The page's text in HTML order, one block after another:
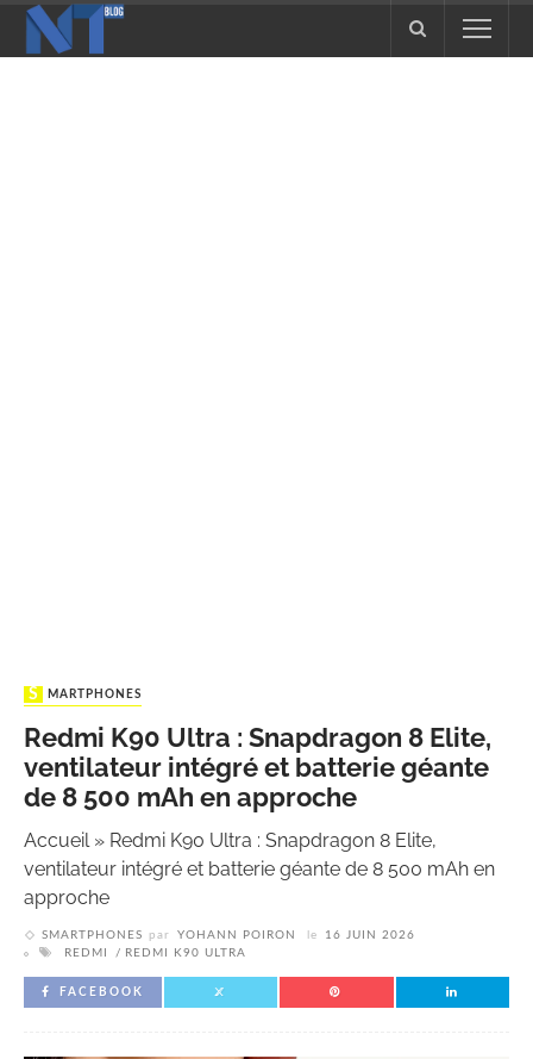
SMARTPHONES
Redmi K90 Ultra : Snapdragon 8 Elite,
ventilateur intégré et batterie géante
de 8 500 mAh en approche
Accueil» Redmi K90 Ultra : Snapdragon 8 Elite,
ventilateur intégré et batterie géante de 8 500 mAh en
approche
SMARTPHONES par YOHANN POIRON le
16 JUIN 2026
REDMI
REDMI K90 ULTRA
FACEBOOK